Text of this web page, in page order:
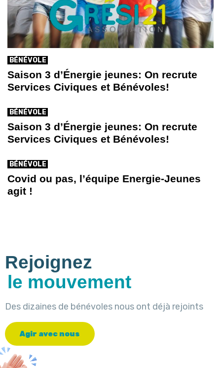
BÉNÉVOLE
Saison 3 d’Énergie jeunes: On recrute
Services Civiques et Bénévoles!
BÉNÉVOLE
Saison 3 d’Énergie jeunes: On recrute
Services Civiques et Bénévoles!
BÉNÉVOLE
Covid ou pas, l’équipe Energie-Jeunes
agit !
Rejoignez
le mouvement
Des dizaines de bénévoles nous ont déjà rejoints
Agir avec nous